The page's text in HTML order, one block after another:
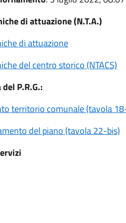
di attuazione (N.T.A.)
di attuazione
del centro storico (NTACS)
P.R.G.:
territorio comunale (tavola
del piano (tavola 22-bis)